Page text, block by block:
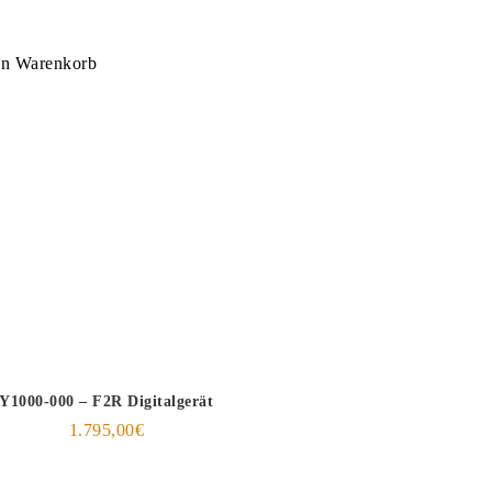
Warenkorb
Y1000-000 – F2R Digitalgerät
1.795,00€